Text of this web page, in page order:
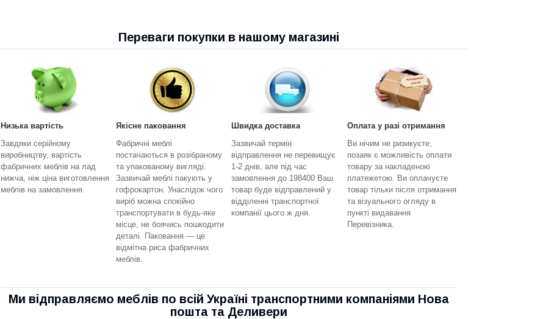
Переваги покупки в нашому магазині
Низька вартість
Завдяки серійному
виробництву, вартість
фабричних меблів на лад
нижча, ніж ціна виготовлення
меблів на замовлення.
Якісне паковання
Фабричні меблі
постачаються в розібраному
та упакованому вигляді.
Зазвичай меблі пакують у
гофрокартон. Унаслідок чого
виріб можна спокійно
транспортувати в будь-яке
місце, не боячись пошкодити
деталі. Паковання — це
відмітна риса фабричних
меблів.
Швидка доставка
Зазвичай термін
відправлення не перевищує
1-2 днів, але під час
замовлення до 198400 Ваш
товар буде відправлений у
відділенні транспортної
компанії цього ж дня.
Оплата у разі отримання
Ви нічим не ризикуєте,
позаяк є можливість оплати
товару за накладеною
платежетою. Ви оплачуєте
товар тільки після отримання
та візуального огляду в
пункті видавання
Перевізника.
Ми відправляємо меблів по всій Україні транспортними компаніями Нова
пошта та Деливери